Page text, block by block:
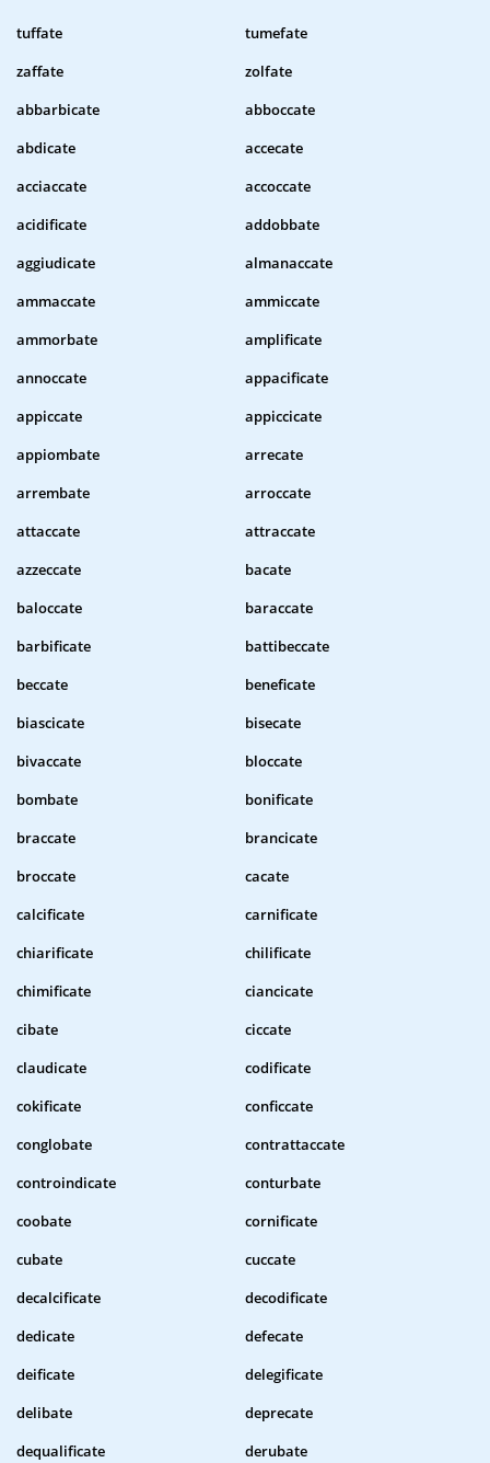
tuffate
tumefate
zaffate
zolfate
abbarbicate
abboccate
abdicate
accecate
acciaccate
accoccate
acidificate
addobbate
aggiudicate
almanaccate
ammaccate
ammiccate
ammorbate
amplificate
annoccate
appacificate
appiccate
appiccicate
appiombate
arrecate
arrembate
arroccate
attaccate
attraccate
azzeccate
bacate
baloccate
baraccate
barbificate
battibeccate
beccate
beneficate
biascicate
bisecate
bivaccate
bloccate
bombate
bonificate
braccate
brancicate
broccate
cacate
calcificate
carnificate
chiarificate
chilificate
chimificate
ciancicate
cibate
ciccate
claudicate
codificate
cokificate
conficcate
conglobate
contrattaccate
controindicate
conturbate
coobate
cornificate
cubate
cuccate
decalcificate
decodificate
dedicate
defecate
deificate
delegificate
delibate
deprecate
dequalificate
derubate